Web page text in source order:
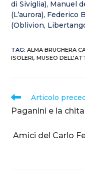
di Siviglia), Manuel
(L’aurora), Federico
(Oblivion,
TAG:ALMA BRUGHERA
ISOLERI, MUSEO
Articolo
Paganini e la
Amici del Carlo